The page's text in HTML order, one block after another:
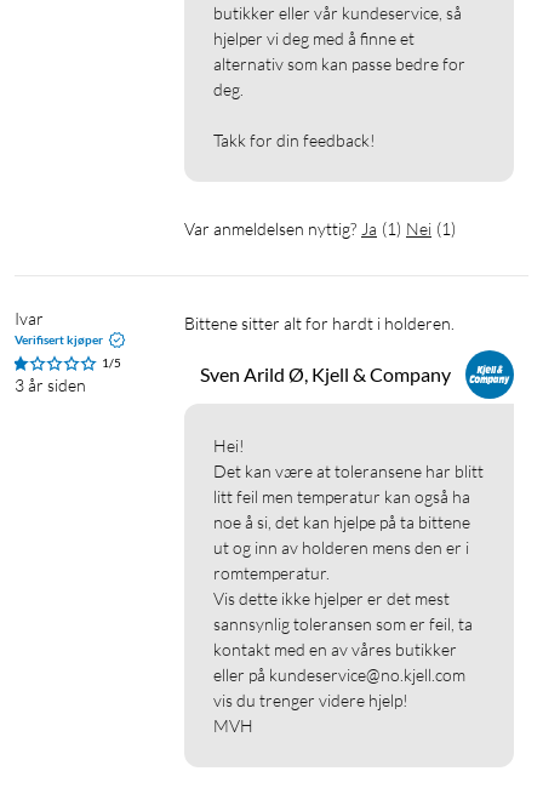
butikker eller vår kundeservice, så
hjelper vi deg med å finne et
alternativ som kan passe bedre for
deg.
Takk for din feedback!
Var anmeldelsen nyttig? Ja (1) Nei (1)
Ivar
Verifisert kjøper
1/5
3 år siden
Bittene sitter alt for hardt i holderen.
Sven Arild Ø, Kjell & Company
Hei!
Det kan være at toleransene har blitt
litt feil men temperatur kan også ha
noe å si, det kan hjelpe på ta bittene
ut og inn av holderen mens den er i
romtemperatur.
Vis dette ikke hjelper er det mest
sannsynlig toleransen som er feil, ta
kontakt med en av våres butikker
eller på kundeservice@no.kjell.com
vis du trenger videre hjelp!
MVH